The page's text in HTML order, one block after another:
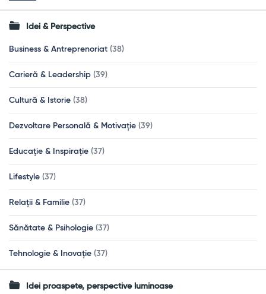
Idei & Perspective
Business & Antreprenoriat (38)
Carieră & Leadership (39)
Cultură & Istorie (38)
Dezvoltare Personală & Motivație (39)
Educație & Inspirație (37)
Lifestyle (37)
Relații & Familie (37)
Sănătate & Psihologie (37)
Tehnologie & Inovație (37)
Idei proaspete, perspective luminoase